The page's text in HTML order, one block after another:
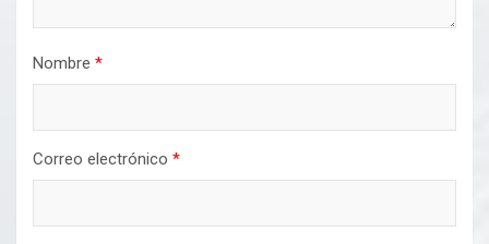
Nombre *
Correo electrónico *